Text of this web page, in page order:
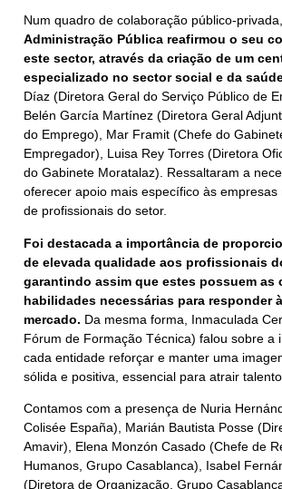
Num quadro de colaboração público-
Administração Pública reafirmou o seu
este sector, através da criação de um
especializado no sector social e da
Díaz (Diretora Geral do Serviço Público de
Belén García Martínez (Diretora Geral
do Emprego), Mar Framit (Chefe do
Empregador), Luisa Rey Torres (Diretora
do Gabinete Moratalaz). Ressaltaram a
oferecer apoio mais específico às empresas
de profissionais do setor.
Foi destacada a importância de
de elevada qualidade aos profissionais
garantindo assim que estes possuem as
habilidades necessárias para responder
mercado. Da mesma forma, Inmaculada
Fórum de Formação Técnica) falou sobre a
cada entidade reforçar e manter uma
sólida e positiva, essencial para atrair
Contamos com a presença de Nuria
Colisée España), Marián Bautista Posse
Amavir), Elena Monzón Casado (Chefe de
Humanos, Grupo Casablanca), Isabel
(Diretora de Organização, Grupo